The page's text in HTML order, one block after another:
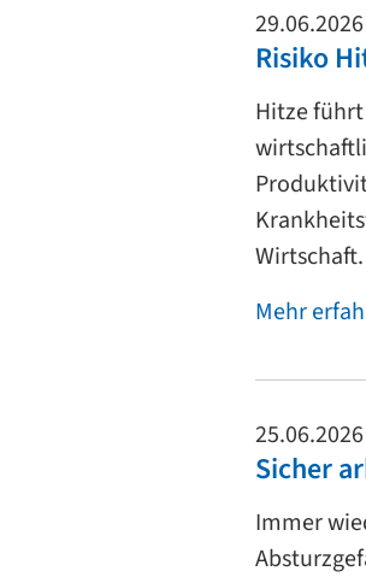
29.06.2026
Risiko
Hitze
Mehr
25.06.2026
Sicher
Immer